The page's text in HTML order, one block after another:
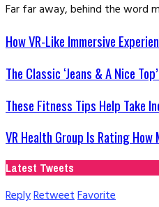
Far far away, behind the word
How VR-Like Immersive
The Classic ‘Jeans & A Nice
These Fitness Tips Help Take
VR Health Group Is Rating How
Latest Tweets
ReplyRetweetFavorite